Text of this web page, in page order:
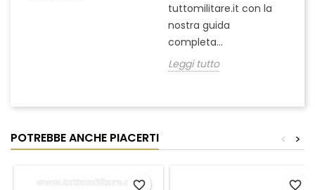
tuttomilitare.it con la
nostra guida
completa...
Leggi tutto
POTREBBE ANCHE PIACERTI >
<
favorite_border favorite_border